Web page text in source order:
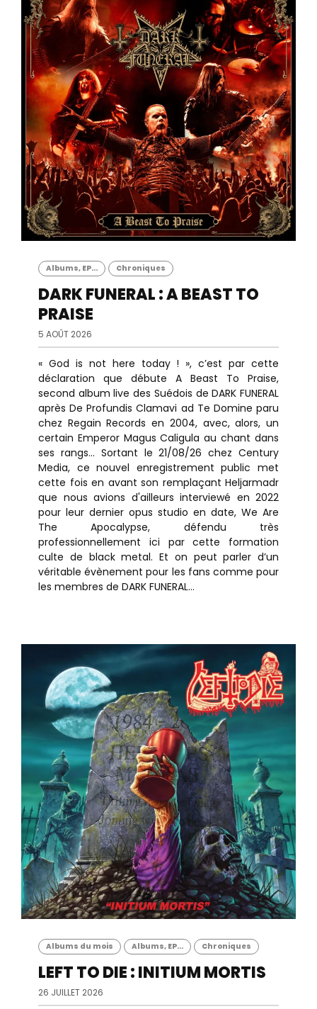
Albums, EP... Chroniques
DARK FUNERAL : A BEAST TO
PRAISE
5 AOÛT 2026
« God is not here today ! », c’est par cette
déclaration que débute A Beast To Praise,
second album live des Suédois de DARK FUNERAL
après De Profundis Clamavi ad Te Domine paru
chez Regain Records en 2004, avec, alors, un
certain Emperor Magus Caligula au chant dans
ses rangs... Sortant le 21/08/26 chez Century
Media, ce nouvel enregistrement public met
cette fois en avant son remplaçant Heljarmadr
que nous avions d'ailleurs interviewé en 2022
pour leur dernier opus studio en date, We Are
The Apocalypse, défendu très
professionnellement ici par cette formation
culte de black metal. Et on peut parler d’un
véritable évènement pour les fans comme pour
les membres de DARK FUNERAL...
Albums du mois Albums, EP... Chroniques
LEFT TO DIE : INITIUM MORTIS
26 JUILLET 2026